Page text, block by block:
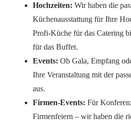
Hochzeiten: Wir haben die
Küchenausstattung für Ihre
Profi-Küche für das Catering
für das Buffet.
Events: Ob Gala, Empfang
Ihre Veranstaltung mit der
aus.
Firmen-Events: Für
Firmenfeiern – wir haben die